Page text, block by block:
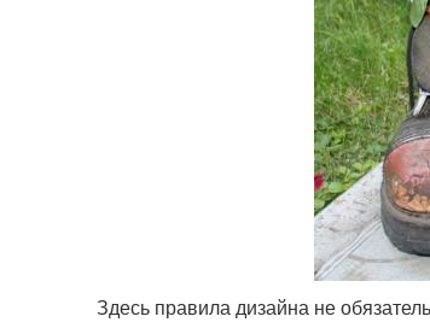
Здесь правила дизайна не